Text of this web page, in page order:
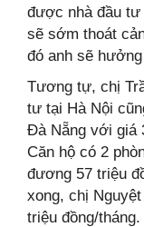
được nhà đầu
sẽ sớm thoát
đó anh sẽ
Tương tự, chị
tư tại Hà Nội
Đà Nẵng với giá
Căn hộ có 2
đương 57 triệu
xong, chị
triệu đồng/tháng.